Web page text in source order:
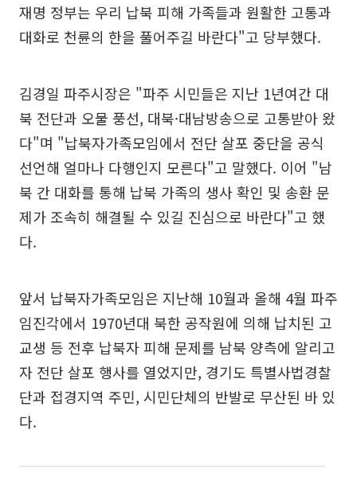
재명 정부는 우리 납북 피해 가족들과 원활한 고통과
대화로 천륜의 한을 풀어주길 바란다"고 당부했다.
김경일 파주시장은 "파주 시민들은 지난 1년여간 대
북 전단과 오물 풍선, 대북·대남방송으로 고통받아 왔
다"며 "납북자가족모임에서 전단 살포 중단을 공식
선언해 얼마나 다행인지 모른다"고 말했다. 이어 "남
북 간 대화를 통해 납북 가족의 생사 확인 및 송환 문
제가 조속히 해결될 수 있길 진심으로 바란다"고 했
다.
앞서 납북자가족모임은 지난해 10월과 올해 4월 파주
임진각에서 1970년대 북한 공작원에 의해 납치된 고
교생 등 전후 납북자 피해 문제를 남북 양측에 알리고
자 전단 살포 행사를 열었지만, 경기도 특별사법경찰
단과 접경지역 주민, 시민단체의 반발로 무산된 바 있
다.